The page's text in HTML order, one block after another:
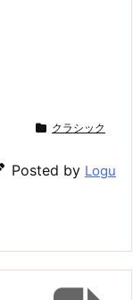
クラシック
Posted by Logu